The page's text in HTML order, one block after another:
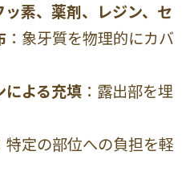
素、薬剤、レジン、セ
：象牙質を物理的にカバ
による充填 ：露出部を埋
特定の部位への負担を軽